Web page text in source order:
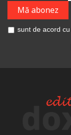
sunt de acord cu